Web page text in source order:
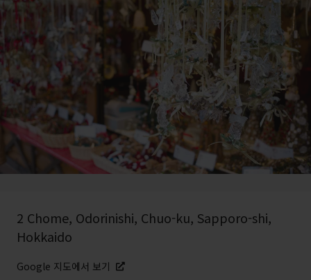
2 Chome, Odorinishi, Chuo-ku, Sapporo-shi,
Hokkaido
Google 지도에서 보기